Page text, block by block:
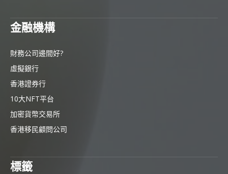
金融機構
財務公司邊間好?
虛擬銀行
香港證券行
10大NFT平台
加密貨幣交易所
香港移民顧問公司
標籤